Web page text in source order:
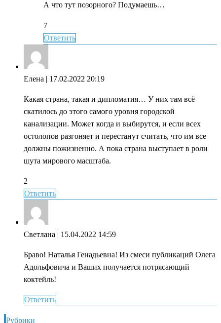
А что тут позорного? Подумаешь…
7
Ответить
Елена | 17.02.2022 20:19
Какая страна, такая и дипломатия… У них там всё
скатилось до этого самого уровня городской
канализации. Может когда и выбирутся, и если всех
остолопов разгоняет и перестанут считать, что им все
должны пожизненно. А пока страна выступает в роли
шута мирового масштаба.
2
Ответить
Светлана | 15.04.2022 14:59
Браво! Наталья Генадьевна! Из смеси публикаций Олега
Адольфовича и Ваших получается потрясающий
коктейль!
Ответить
Рубрики